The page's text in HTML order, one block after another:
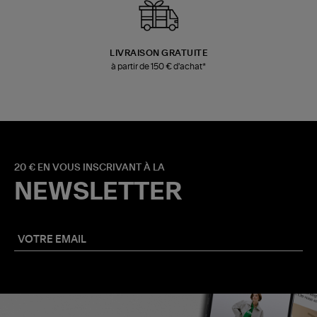
LIVRAISON GRATUITE
à partir de 150 € d'achat*
20 € EN VOUS INSCRIVANT À LA
NEWSLETTER